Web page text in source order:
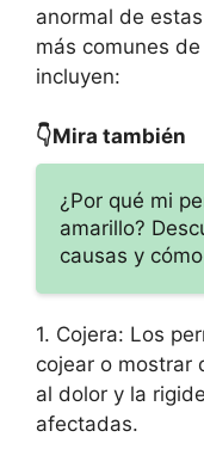
anormal de
más comunes
incluyen:
👇Mira también
¿Por qué mi
amarillo?
causas y
1. Cojera: Los
cojear o mostrar
al dolor y la
afectadas.